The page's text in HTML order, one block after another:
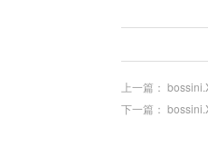
上一篇：
下一篇：